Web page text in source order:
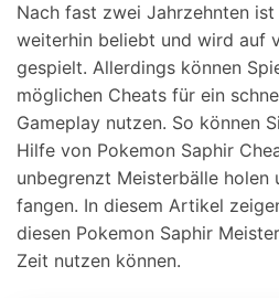
Nach fast zwei Jahrzehnten
weiterhin beliebt und wird auf
gespielt. Allerdings können
möglichen Cheats für ein
Gameplay nutzen. So können
Hilfe von Pokemon Saphir
unbegrenzt Meisterbälle holen
fangen. In diesem Artikel
diesen Pokemon Saphir
Zeit nutzen können.